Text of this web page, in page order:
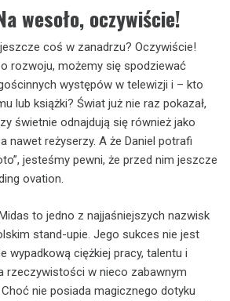
wesoło, oczywiście!
coś w zanadrzu? Oczywiście!
rozwoju, możemy się spodziewać
występów w telewizji i – kto
lub książki? Świat już nie raz pokazał,
świetnie odnajdują się również jako
nawet reżyserzy. A że Daniel potrafi
jesteśmy pewni, że przed nim jeszcze
ovation.
to jedno z najjaśniejszych nazwisk
stand-upie. Jego sukces nie jest
wypadkową ciężkiej pracy, talentu i
rzeczywistości w nieco zabawnym
nie posiada magicznego dotyku